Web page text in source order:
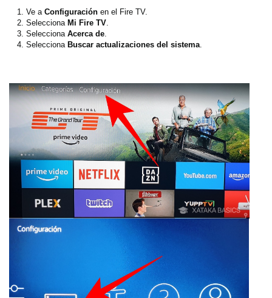
Ve a Configuración en el Fire TV.
Selecciona Mi Fire TV
Selecciona Acerca de
Selecciona Buscar actualizaciones del sistema